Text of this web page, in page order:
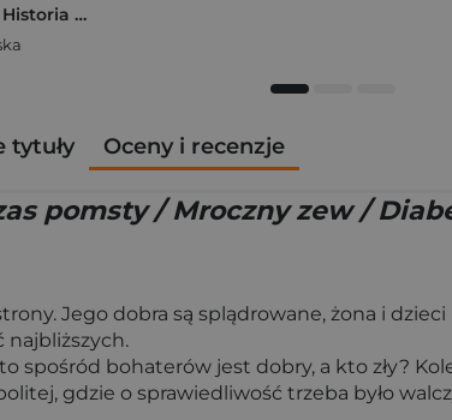
Rita z Cascii. Historia kobiety, dla której nie ma rzeczy niemożliwych
tytuły Oceny i recenzje
pomsty / Mroczny zew /
Jego dobra są splądrowane, żona i
najbliższych.
spośród bohaterów jest dobry, a kto zły?
gdzie o sprawiedliwość trzeba było